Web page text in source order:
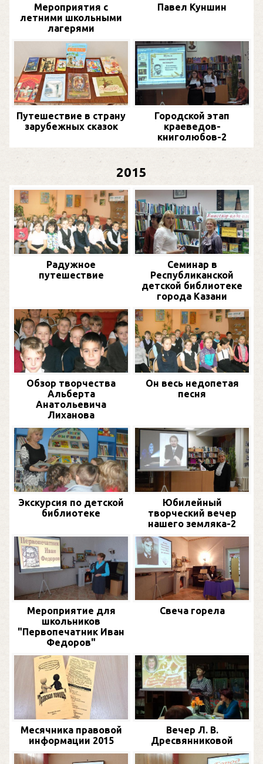
Мероприятия с
летними школьными
лагерями
Павел Куншин
Путешествие в страну
зарубежных сказок
Городской этап
краеведов-
книголюбов-2
2015
Радужное
путешествие
Семинар в
Республиканской
детской библиотеке
города Казани
Обзор творчества
Альберта
Анатольевича
Лиханова
Он весь недопетая
песня
Экскурсия по детской
библиотеке
Юбилейный
творческий вечер
нашего земляка-2
Мероприятие для
школьников
"Первопечатник Иван
Федоров"
Свеча горела
Месячника правовой
информации 2015
Вечер Л. В.
Дресвянниковой